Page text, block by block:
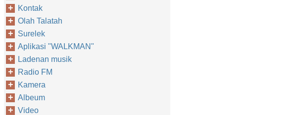
Kontak
Olah Talatah
Surelek
Aplikasi "WALKMAN"
Ladenan musik
Radio FM
Kamera
Albeum
Video